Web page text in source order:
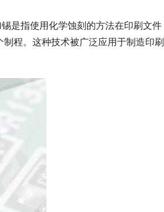
是指使用化学蚀刻的方法在印刷文件
程。这种技术被广泛应用于制造印刷